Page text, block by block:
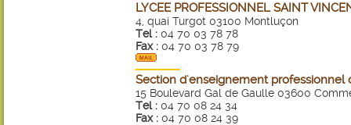
LYCEE PROFESSIONNEL SAINT
4, quai Turgot 03100 Montluçon
Tel : 04 70 03 78 78
Fax : 04 70 03 78 79
Section d'enseignement professionnel
15 Boulevard Gal de Gaulle 03600
Tel : 04 70 08 24 34
Fax : 04 70 08 24 39